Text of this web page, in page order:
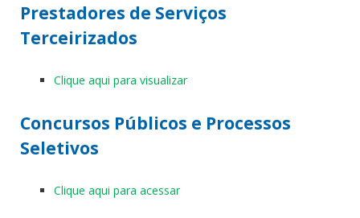
Prestadores de Serviços
Terceirizados
Clique aqui para visualizar
Concursos Públicos e Processos
Seletivos
Clique aqui para acessar